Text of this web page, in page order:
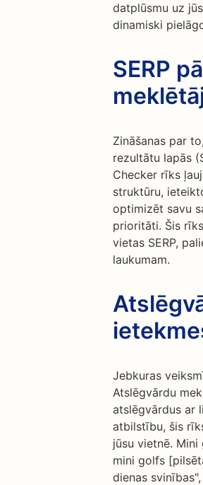
datplūsmu uz
dinamiski
SERP
Zināšanas par
rezultātu lapās
Checker rīks
struktūru,
optimizēt savu
prioritāti. Šis
vietas SERP,
laukumam.
Jebkuras
Atslēgvārdu
atslēgvārdus ar
atbilstību, šis
jūsu vietnē.
mini golfs
dienas